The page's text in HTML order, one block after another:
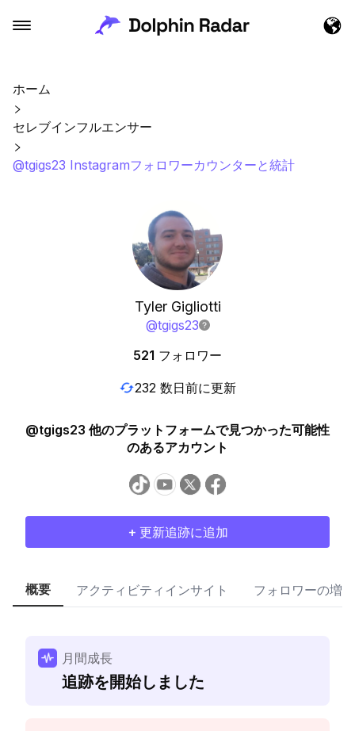
ホーム
セレブインフルエンサー
@tgigs23 Instagramフォロワーカウンターと統計
Tyler Gigliotti
@tgigs23
521 フォロワー
232 数日前に更新
@tgigs23 他のプラットフォームで見つかった可能性
のあるアカウント
+ 更新追跡に追加
概要 アクティビティインサイト フォロワーの増加
月間成長
追跡を開始しました